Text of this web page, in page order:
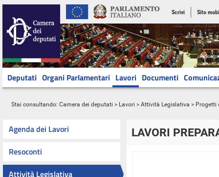
Scrivi Sito
Deputati Organi Parlamentari Lavori Documenti
Stai consultando: Camera dei deputati > Lavori > Attività Legislativa > Progetti
Agenda dei Lavori
Resoconti
Attività Legislativa
LAVORI